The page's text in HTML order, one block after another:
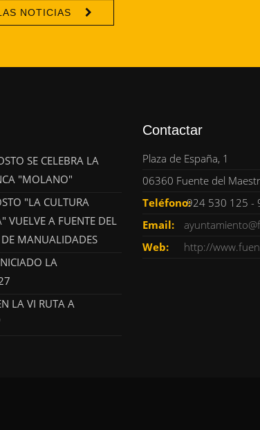
NOTICIAS
SE CELEBRA LA
"MOLANO"
"LA CULTURA
VUELVE A FUENTE DEL
MANUALIDADES
LA
LA VI RUTA A
Contactar
Plaza de España, 1
06360 Fuente del
Teléfono:924 530 125 -
Email:
Web:
http://